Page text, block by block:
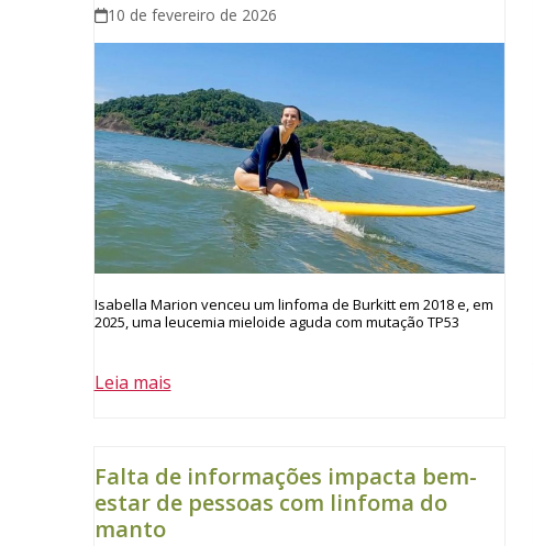
10 de fevereiro de 2026
Isabella Marion venceu um linfoma de Burkitt em 2018 e, em
2025, uma leucemia mieloide aguda com mutação TP53
Leia mais
Falta de informações impacta bem-
estar de pessoas com linfoma do
manto